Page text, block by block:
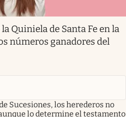
Quiniela de Santa Fe en la
números ganadores del
Sucesiones, los herederos no
lo determine el testamento